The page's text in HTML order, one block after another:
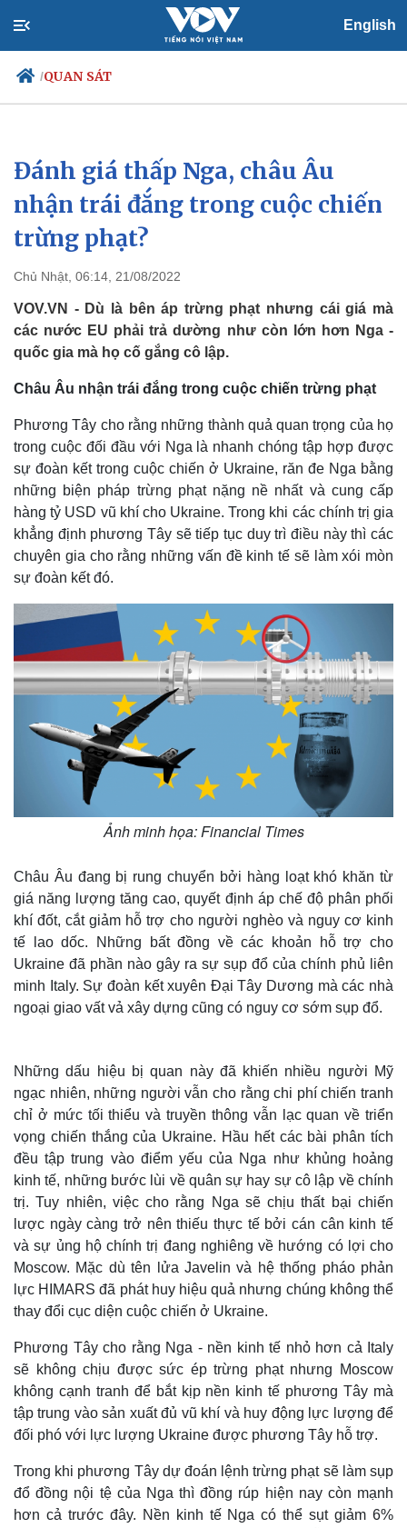
English
/QUAN SÁT
Chính trị
Đảng
Tổ chức nhân sự
Quốc hội
Nhận diện sự thật
Xã hội
Dự báo thời tiết
Thế giới
Quan sát
Multimedia
Video
Đánh giá thấp Nga, châu Âu
nhận trái đắng trong cuộc chiến
trừng phạt?
Chủ Nhật, 06:14, 21/08/2022
VOV.VN - Dù là bên áp trừng phạt nhưng cái giá mà
các nước EU phải trả dường như còn lớn hơn Nga -
quốc gia mà họ cố gắng cô lập.
Châu Âu nhận trái đắng trong cuộc chiến trừng phạt
Phương Tây cho rằng những thành quả quan trọng của họ
trong cuộc đối đầu với Nga là nhanh chóng tập hợp được
sự đoàn kết trong cuộc chiến ở Ukraine, răn đe Nga bằng
những biện pháp trừng phạt nặng nề nhất và cung cấp
hàng tỷ USD vũ khí cho Ukraine. Trong khi các chính trị gia
khẳng định phương Tây sẽ tiếp tục duy trì điều này thì các
chuyên gia cho rằng những vấn đề kinh tế sẽ làm xói mòn
sự đoàn kết đó.
Ảnh minh họa: Financial Times
Châu Âu đang bị rung chuyển bởi hàng loạt khó khăn từ
giá năng lượng tăng cao, quyết định áp chế độ phân phối
khí đốt, cắt giảm hỗ trợ cho người nghèo và nguy cơ kinh
tế lao dốc. Những bất đồng về các khoản hỗ trợ cho
Ukraine đã phần nào gây ra sự sụp đổ của chính phủ liên
minh Italy. Sự đoàn kết xuyên Đại Tây Dương mà các nhà
ngoại giao vất vả xây dựng cũng có nguy cơ sớm sụp đổ.
Những dấu hiệu bị quan này đã khiến nhiều người Mỹ
ngạc nhiên, những người vẫn cho rằng chi phí chiến tranh
chỉ ở mức tối thiểu và truyền thông vẫn lạc quan về triển
vọng chiến thắng của Ukraine. Hầu hết các bài phân tích
đều tập trung vào điểm yếu của Nga như khủng hoảng
kinh tế, những bước lùi về quân sự hay sự cô lập về chính
trị. Tuy nhiên, việc cho rằng Nga sẽ chịu thất bại chiến
lược ngày càng trở nên thiếu thực tế bởi cán cân kinh tế
và sự ủng hộ chính trị đang nghiêng về hướng có lợi cho
Moscow. Mặc dù tên lửa Javelin và hệ thống pháo phản
lực HIMARS đã phát huy hiệu quả nhưng chúng không thể
thay đổi cục diện cuộc chiến ở Ukraine.
Phương Tây cho rằng Nga - nền kinh tế nhỏ hơn cả Italy
sẽ không chịu được sức ép trừng phạt nhưng Moscow
không cạnh tranh để bắt kịp nền kinh tế phương Tây mà
tập trung vào sản xuất đủ vũ khí và huy động lực lượng để
đối phó với lực lượng Ukraine được phương Tây hỗ trợ.
Trong khi phương Tây dự đoán lệnh trừng phạt sẽ làm sụp
đổ đồng nội tệ của Nga thì đồng rúp hiện nay còn mạnh
hơn cả trước đây. Nền kinh tế Nga có thể sụt giảm 6%